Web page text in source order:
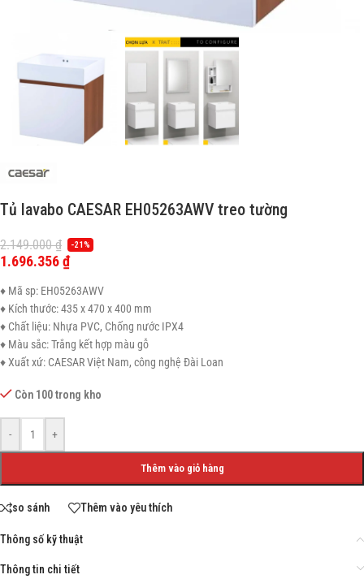
Tủ lavabo CAESAR EH05263AWV treo tường
2.149.000₫ -21%
1.696.356₫
♦ Mã sp: EH05263AWV
♦ Kích thước: 435 x 470 x 400 mm
♦ Chất liệu: Nhựa PVC, Chống nước IPX4
♦ Màu sắc: Trắng kết hợp màu gỗ
♦ Xuất xứ: CAESAR Việt Nam, công nghệ Đài Loan
Còn 100 trong kho
- +
Thêm vào giỏ hàng
so sánh Thêm vào yêu thích
Thông số kỹ thuật
Thông tin chi tiết